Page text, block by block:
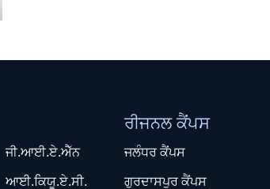
ਜੀ.ਆਈ.ਏ.ਐੱਨ
ਆਈ.ਕਿਯੂ.ਏ.ਸੀ.
ਰੀਜਨਲ ਕੈਂਪਸ
ਜਲੰਧਰ ਕੈਂਪਸ
ਗੁਰਦਾਸਪੁਰ ਕੈਂਪਸ